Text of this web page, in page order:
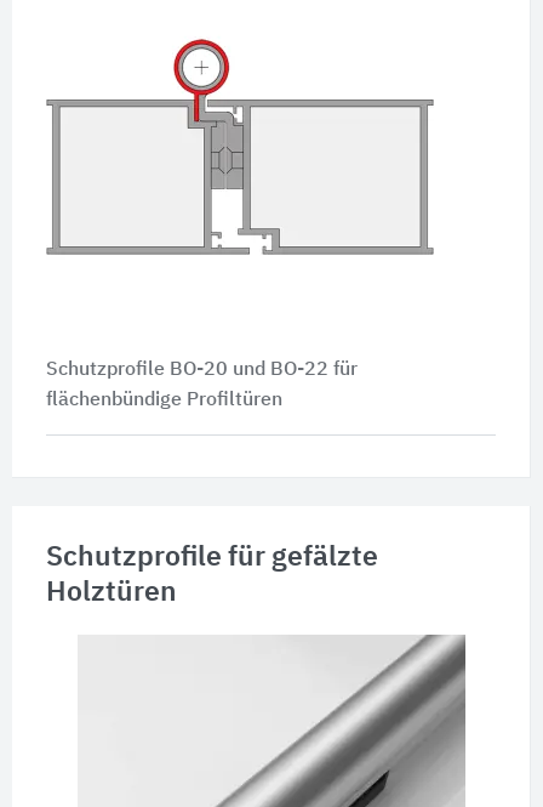
Schutzprofile BO-20 und BO-22 für
flächenbündige Profiltüren
Schutzprofile für gefälzte
Holztüren